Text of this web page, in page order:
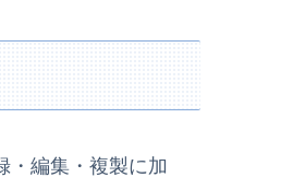
・編集・複製に加